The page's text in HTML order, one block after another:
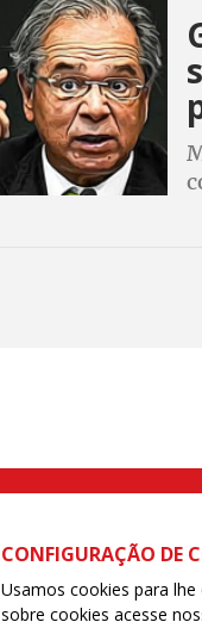
Rua Caetano Pinto
CONFIGURAÇÃO DE
Usamos cookies para
sobre cookies acesse